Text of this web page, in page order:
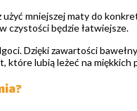
mniejszej maty do
czystości będzie łatwiejsze.
Dzięki zawartości
które lubią leżeć na miękkich